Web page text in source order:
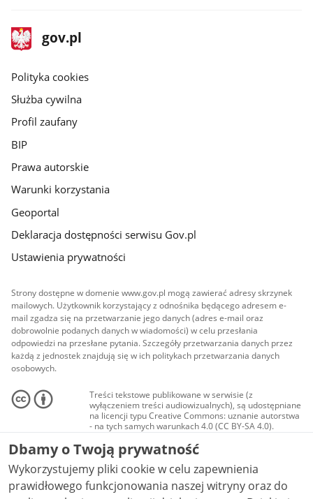
stopka
gov.pl
Strona
gov.pl
gov.pl
Polityka cookies
Służba cywilna
Profil zaufany
BIP
Prawa autorskie
Warunki korzystania
Geoportal
Deklaracja dostępności serwisu Gov.pl
Ustawienia prywatności
Strony dostępne w domenie www.gov.pl mogą zawierać adresy skrzynek
mailowych. Użytkownik korzystający z odnośnika będącego adresem e-
mail zgadza się na przetwarzanie jego danych (adres e-mail oraz
dobrowolnie podanych danych w wiadomości) w celu przesłania
odpowiedzi na przesłane pytania. Szczegóły przetwarzania danych przez
każdą z jednostek znajdują się w ich politykach przetwarzania danych
osobowych.
Treści tekstowe publikowane w serwisie (z
wyłączeniem treści audiowizualnych), są udostępniane
na licencji typu Creative Commons: uznanie autorstwa
- na tych samych warunkach 4.0 (CC BY-SA 4.0).
Materiały audiowizualne, w tym zdjęcia, materiały
audio i wideo, są udostępniane na licencji typu
Creative Commons: uznanie autorstwa użycie
niekomercyjne - bez utworów zależnych 4.0 (CC BY-
NC-ND 4.0), o ile nie jest to stwierdzone inaczej.
Dbamy o Twoją prywatność
Wykorzystujemy pliki cookie w celu zapewnienia
prawidłowego funkcjonowania naszej witryny oraz do